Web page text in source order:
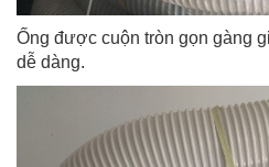
Ống được cuộn tròn gọn gàng
dễ dàng.